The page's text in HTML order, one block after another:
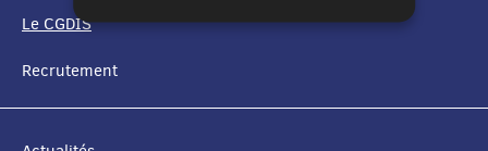
DE
Le CGDIS
Recrutement